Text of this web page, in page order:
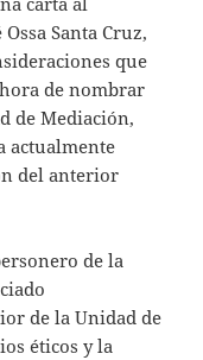
Santa Cruz,
que
de nombrar
de Mediación,
actualmente
del anterior
de la
de la Unidad de
éticos y la